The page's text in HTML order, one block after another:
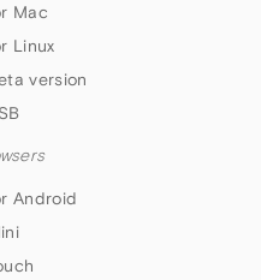
Mac
Linux
version
Android